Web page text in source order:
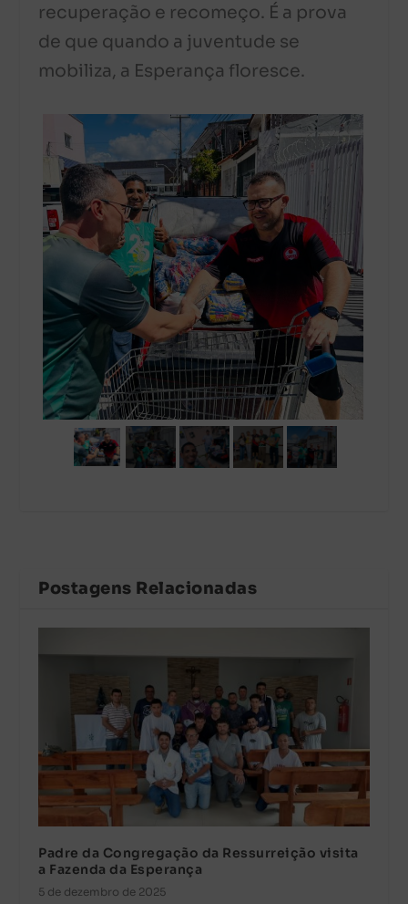
recuperação e recomeço. É a prova
de que quando a juventude se
mobiliza, a Esperança floresce.
Postagens Relacionadas
Padre da Congregação da Ressurreição visita
a Fazenda da Esperança
5 de dezembro de 2025